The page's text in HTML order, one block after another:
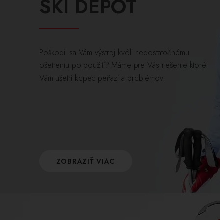
SKI DEPOT
Poškodil sa Vám výstroj kvôli nedostatočnému
ošetreniu po použití? Máme pre Vás riešenie ktoré
Vám ušetrí kopec peňazí a problémov.
ZOBRAZIŤ VIAC